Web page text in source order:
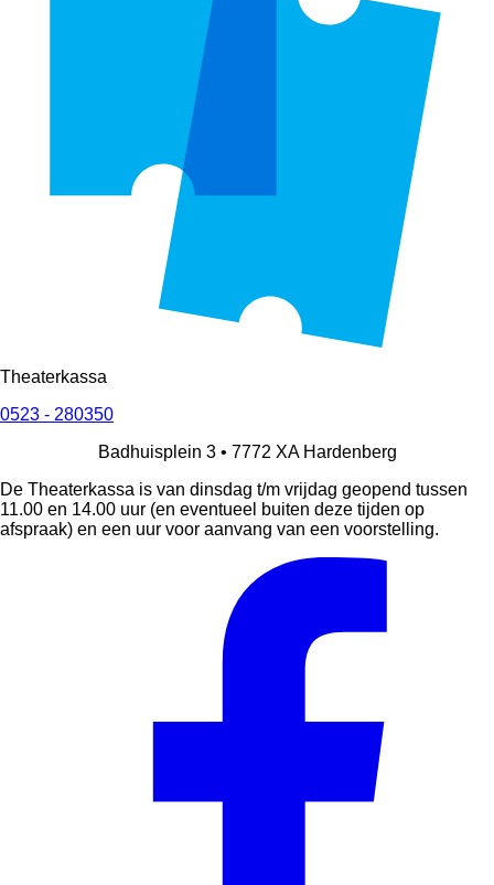
Theaterkassa
0523 - 280350
Badhuisplein 3 • 7772 XA Hardenberg
De Theaterkassa is van dinsdag t/m vrijdag geopend tussen
11.00 en 14.00 uur (en eventueel buiten deze tijden op
afspraak) en een uur voor aanvang van een voorstelling.